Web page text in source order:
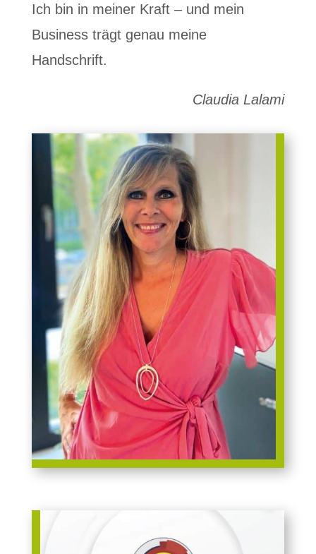
Ich bin in meiner Kraft – und mein
Business trägt genau meine
Handschrift.
Claudia Lalami